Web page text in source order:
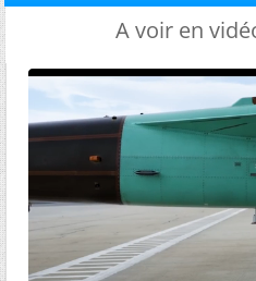
A voir en